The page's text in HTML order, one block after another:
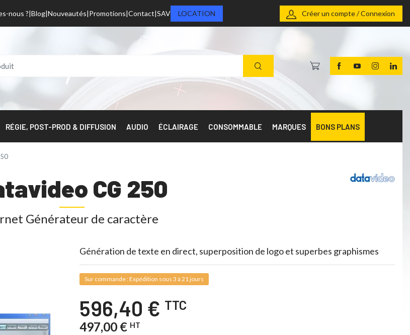
nous ? Blog Nouveautés Promotions Contact SAV LOCATION Créer un compte / Connexion
RÉGIE, POST-PROD & DIFFUSION AUDIO ÉCLAIRAGE CONSOMMABLE MARQUES BONS PLANS
CG 250
Générateur de caractère
Génération de texte en direct, superposition de logo et superbes graphismes
Sur commande : Expédition sous 3 à 21 jours
596,40 € TTC
497,00 € HT